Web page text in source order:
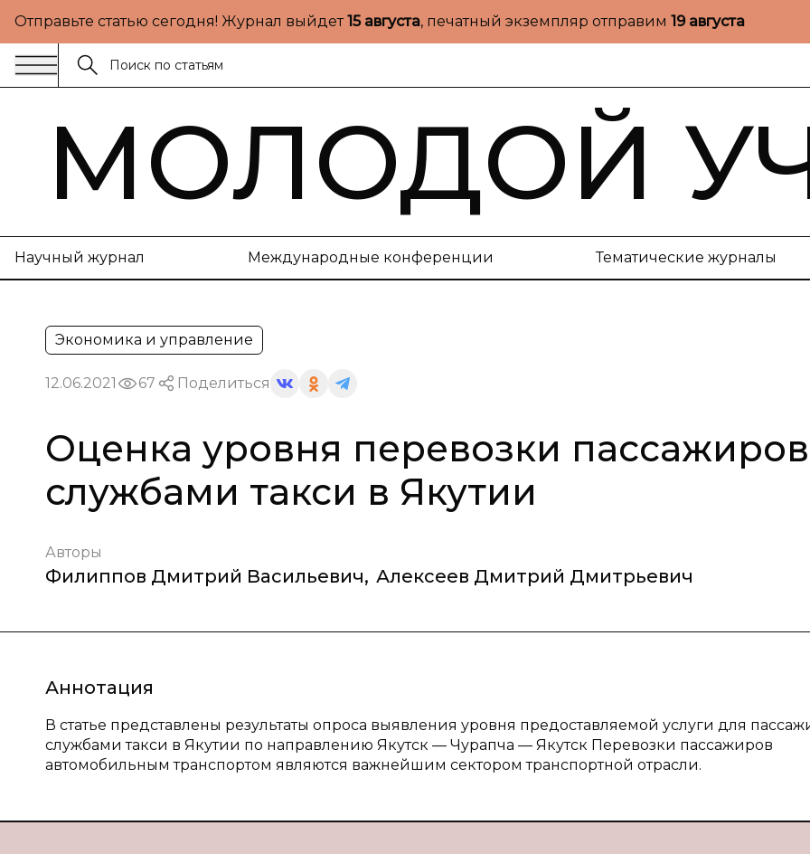
Отправьте статью сегодня! Журнал выйдет15 августа, печатный экземпляр отправим 19 августа
МОЛОДОЙ
Научный журнал Международные конференции Тематические журналы
Экономика и управление
12.06.2021 67 Поделиться
Оценка уровня перевозки пассажиров
службами такси в Якутии
Авторы
Филиппов Дмитрий Васильевич, Алексеев Дмитрий Дмитрьевич
Аннотация
В статье представлены результаты опроса выявления уровня предоставляемой услуги для
службами такси в Якутии по направлению Якутск — Чурапча — Якутск Перевозки пассажиров
автомобильным транспортом являются важнейшим сектором транспортной отрасли.